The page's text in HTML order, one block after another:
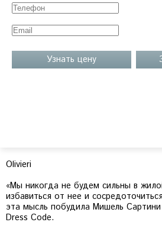
Узнать цену
Olivieri
«Мы никогда не будем сильны в
избавиться от нее и
эта мысль побудила Мишель
Dress Code.